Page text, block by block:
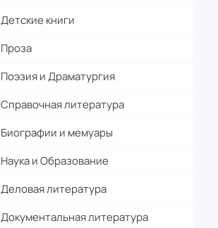
Детские книги
Проза
Поэзия и Драматургия
Справочная литература
Биографии и мемуары
Наука и Образование
Деловая литература
Документальная литература